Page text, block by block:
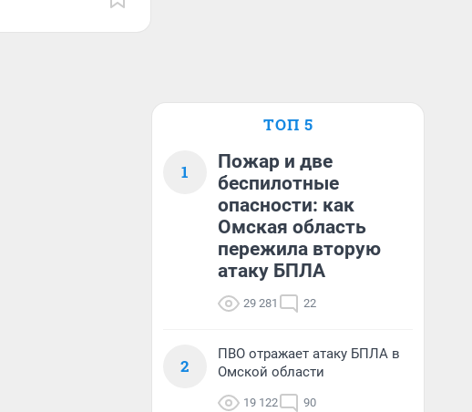
ТОП 5
1
Пожар и две
беспилотные
опасности: как
Омская область
пережила вторую
атаку БПЛА
29 281 22
2
ПВО отражает атаку БПЛА в
Омской области
19 122 90